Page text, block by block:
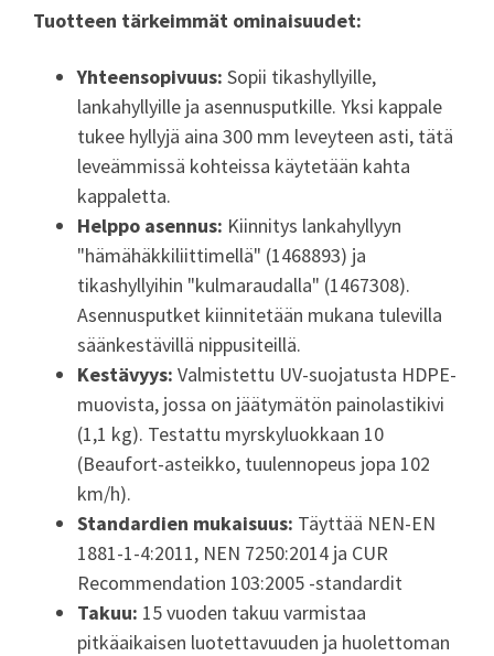
Tuotteen tärkeimmät ominaisuudet:
Yhteensopivuus: Sopii tikashyllyille,
lankahyllyille ja asennusputkille. Yksi kappale
tukee hyllyjä aina 300 mm leveyteen asti, tätä
leveämmissä kohteissa käytetään kahta
kappaletta.
Helppo asennus: Kiinnitys lankahyllyyn
"hämähäkkiliittimellä" (1468893) ja
tikashyllyihin "kulmaraudalla" (1467308).
Asennusputket kiinnitetään mukana tulevilla
säänkestävillä nippusiteillä.
Kestävyys: Valmistettu UV-suojatusta HDPE-
muovista, jossa on jäätymätön painolastikivi
(1,1 kg). Testattu myrskyluokkaan 10
(Beaufort-asteikko, tuulennopeus jopa 102
km/h).
Standardien mukaisuus: Täyttää NEN-EN
1881-1-4:2011, NEN 7250:2014 ja CUR
Recommendation 103:2005 -standardit
Takuu: 15 vuoden takuu varmistaa
pitkäaikaisen luotettavuuden ja huolettoman